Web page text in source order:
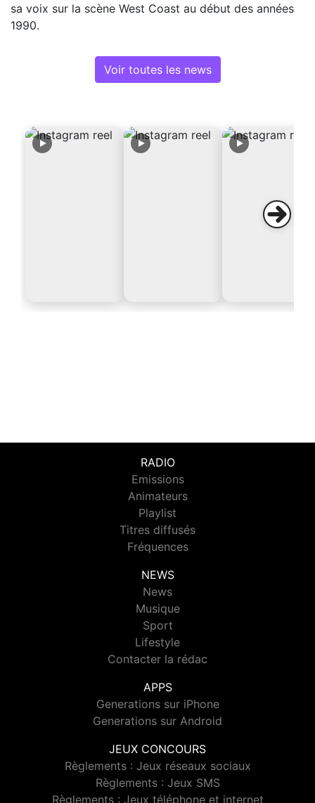
sa voix sur la scène West Coast au début des années
1990.
Voir toutes les news
RADIO
Emissions
Animateurs
Playlist
Titres diffusés
Fréquences
NEWS
News
Musique
Sport
Lifestyle
Contacter la rédac
APPS
Generations sur iPhone
Generations sur Android
JEUX CONCOURS
Règlements : Jeux réseaux sociaux
Règlements : Jeux SMS
Règlements : Jeux téléphone et internet